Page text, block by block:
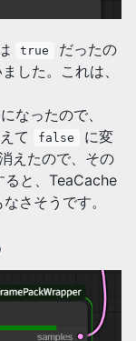
true
だったの
した。これは、
なったので、
て
false
に変
えたので、その
ると、TeaCache
さそうです。